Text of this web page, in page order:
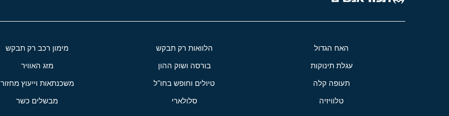
האח הגדול הלוואות רק תבקש מימון רכב רק תבקש
עגלת תינוקות בורסה ושוק ההון מזג האוויר
תעופה קלה טיולים וחופש בחו"ל משכנתאות וייעוץ מחזור
טלוויזיה סלולארי מבשלים כשר